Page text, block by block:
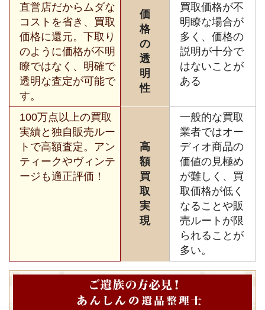
直営店だからムダな
コストを省き、買取
価格に還元。下取り
のように価格が不明
瞭ではなく、明確で
透明な査定が可能で
す。
価
格
の
透
明
性
買取価格が不
明瞭な場合が
多く、価格の
説明が十分で
はないことが
ある
100万点以上の買取
実績と独自販売ルー
トで高額査定。アン
ティークやヴィンテ
ージも適正評価！
高
額
買
取
実
現
一般的な買取
業者ではオー
ディオ商品の
価値の見極め
が難しく、買
取価格が低く
なることや販
売ルートが限
られることが
多い。